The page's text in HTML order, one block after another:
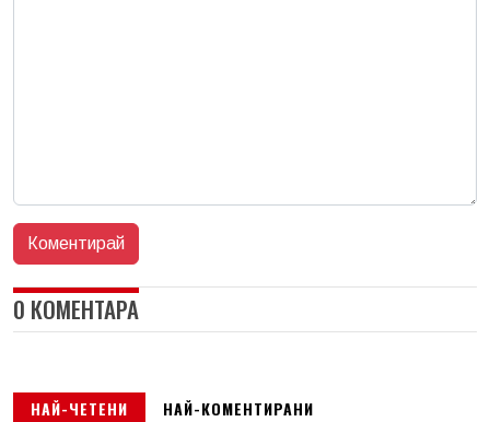
0 КОМЕНТАРА
НАЙ-ЧЕТЕНИ НАЙ-КОМЕНТИРАНИ